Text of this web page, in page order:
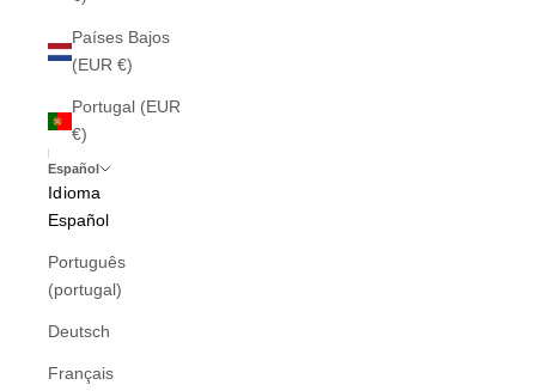
Países Bajos
(EUR €)
Portugal (EUR
€)
Español
Idioma
Español
Português
(portugal)
Deutsch
Français